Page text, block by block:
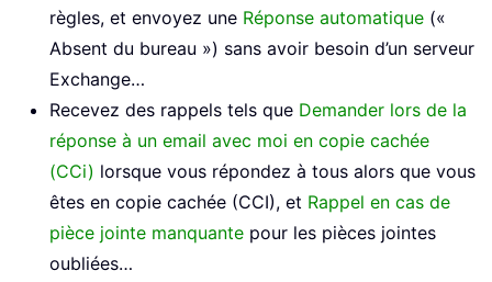
règles, et envoyez une Réponse automatique («
Absent du bureau ») sans avoir besoin d’un serveur
Exchange…
Recevez des rappels tels que Demander lors de la
réponse à un email avec moi en copie cachée
(CCi) lorsque vous répondez à tous alors que vous
êtes en copie cachée (CCI), et Rappel en cas de
pièce jointe manquante pour les pièces jointes
oubliées…